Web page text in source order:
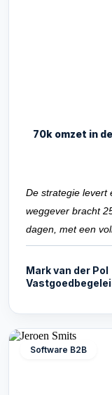
70k omzet in
De strategie levert
weggever bracht
dagen, met een
Mark van der Pol
Software B2B